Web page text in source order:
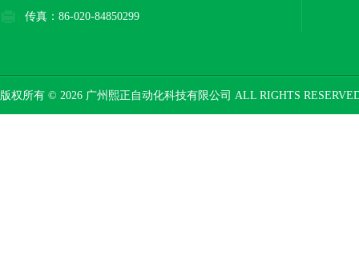
传真：86-020-84850299
版权所有 © 2026 广州熙正自动化科技有限公司 ALL RIGHTS